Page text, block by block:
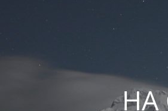
НА